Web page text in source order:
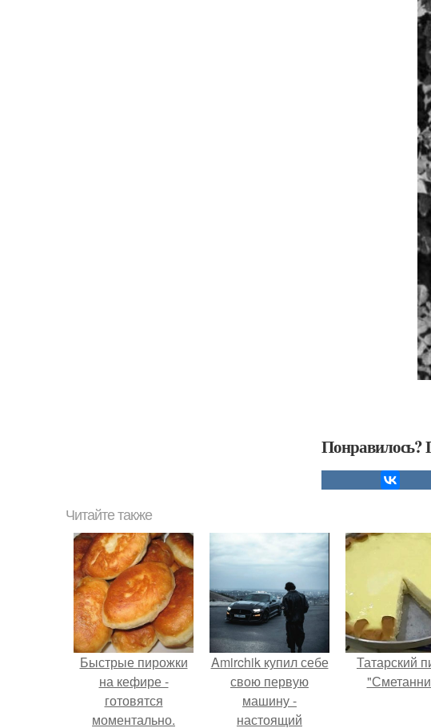
Понравилось?
Читайте также
Быстрые пирожки
на кефире -
готовятся
моментально.
Amirchik купил себе
свою первую
машину -
настоящий
Татарский